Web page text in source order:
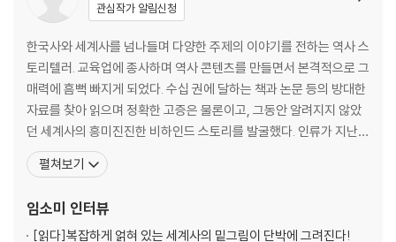
PART 3. 한국사의 중세를 연 고려
후삼국시대로 다시 분열되다
500년 고려왕조의 출발
계속되는 거란의 침입과 백성들의 고통
원 제국의 간섭과 고려의 최후
PART 4. 조선 왕조 500년의 시작
최고령으로 임금에 등극한 태조
문무를 겸비한 왕 태종을 이은 열정파 천재 왕의 등장
관심작가 알림신청
한국사와 세계사를 넘나들며 다양한 주제의 이야기를 전하는 역사 스
토리텔러. 교육업에 종사하며 역사 콘텐츠를 만들면서 본격적으로 그
매력에 흠뻑 빠지게 되었다. 수십 권에 달하는 책과 논문 등의 방대한
자료를 찾아 읽으며 정확한 고증은 물론이고, 그동안 알려지지 않았
던 세계사의 흥미진진한 비하인드 스토리를 발굴했다. 인류가 지난
세월 동안 거쳐 온 전쟁과 협력의 과정을 알면 알수록, 세상이 돌아가
는 원리를 깨우치는 느낌을 받았다. 역사를 통해 세상을 보는 시야가
요한 역사 이야기를 추려 『요즘 어른을 위한 최소한의
펼쳐보기
임소미 인터뷰
[읽다]복잡하게 얽혀 있는 세계사의 밑그림이 단박에 그려진다!